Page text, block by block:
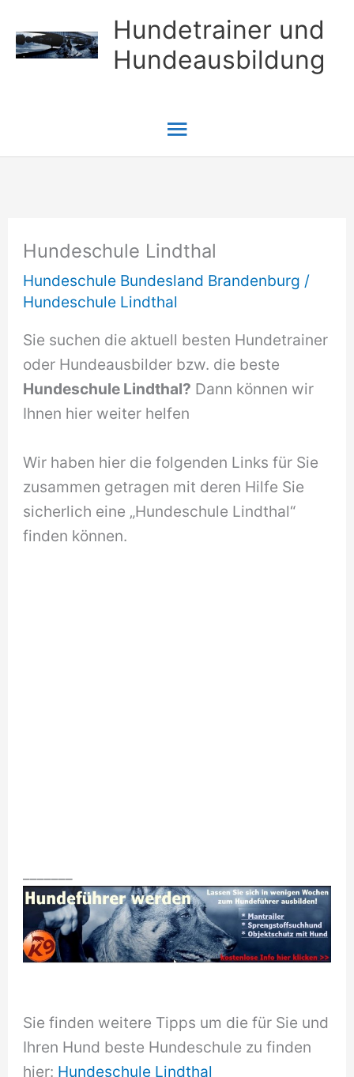
Inhalt
springen
Hundetrainer und
Hundeausbildung
Hauptmenü
Hundeschule Lindthal
Hundeschule Bundesland Brandenburg /
Hundeschule Lindthal
Sie suchen die aktuell besten Hundetrainer
oder Hundeausbilder bzw. die beste
Hundeschule Lindthal? Dann können wir
Ihnen hier weiter helfen
Wir haben hier die folgenden Links für Sie
zusammen getragen mit deren Hilfe Sie
sicherlich eine „Hundeschule Lindthal“
finden können.
Sie finden weitere Tipps um die für Sie und
Ihren Hund beste Hundeschule zu finden
hier: Hundeschule Lindthal